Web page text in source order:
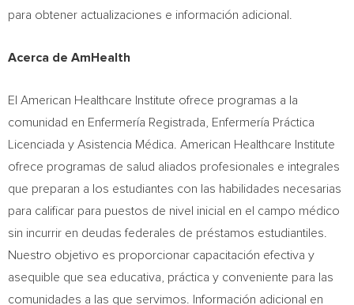
para obtener actualizaciones e información adicional.
Acerca de AmHealth
El American Healthcare Institute ofrece programas a la
comunidad en Enfermería Registrada, Enfermería Práctica
Licenciada y Asistencia Médica. American Healthcare Institute
ofrece programas de salud aliados profesionales e integrales
que preparan a los estudiantes con las habilidades necesarias
para calificar para puestos de nivel inicial en el campo médico
sin incurrir en deudas federales de préstamos estudiantiles.
Nuestro objetivo es proporcionar capacitación efectiva y
asequible que sea educativa, práctica y conveniente para las
comunidades a las que servimos. Información adicional en